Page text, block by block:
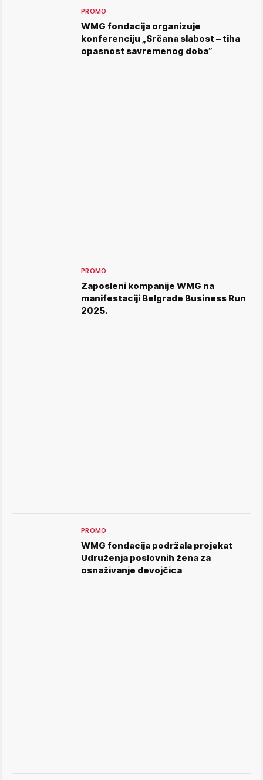
PROMO
WMG fondacija organizuje
konferenciju „Srčana slabost – tiha
opasnost savremenog doba”
PROMO
Zaposleni kompanije WMG na
manifestaciji Belgrade Business Run
2025.
PROMO
WMG fondacija podržala projekat
Udruženja poslovnih žena za
osnaživanje devojčica